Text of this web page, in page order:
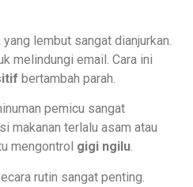
lembut sangat dianjurkan.
melindungi email. Cara ini
bertambah parah.
pemicu sangat
makanan terlalu asam atau
mengontrol gigi ngilu.
rutin sangat penting.